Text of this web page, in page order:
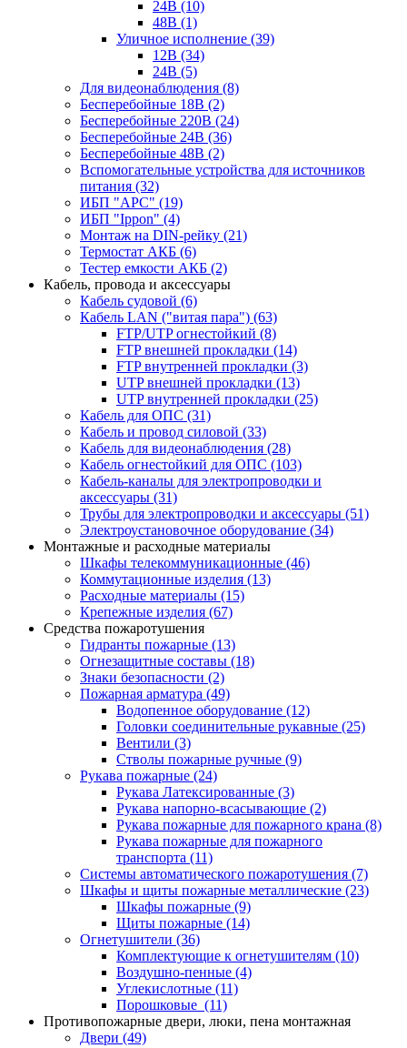
24В (10)
48В (1)
Уличное исполнение (39)
12В (34)
24В (5)
Для видеонаблюдения (8)
Бесперебойные 18В (2)
Бесперебойные 220В (24)
Бесперебойные 24В (36)
Бесперебойные 48В (2)
Вспомогательные устройства для источников
питания (32)
ИБП "APC" (19)
ИБП "Ippon" (4)
Монтаж на DIN-рейку (21)
Термостат АКБ (6)
Тестер емкости АКБ (2)
Кабель, провода и аксессуары
Кабель судовой (6)
Кабель LAN ("витая пара") (63)
FTP/UTP огнестойкий (8)
FTP внешней прокладки (14)
FTP внутренней прокладки (3)
UTP внешней прокладки (13)
UTP внутренней прокладки (25)
Кабель для ОПС (31)
Кабель и провод силовой (33)
Кабель для видеонаблюдения (28)
Кабель огнестойкий для ОПС (103)
Кабель-каналы для электропроводки и
аксессуары (31)
Трубы для электропроводки и аксессуары (51)
Электроустановочное оборудование (34)
Монтажные и расходные материалы
Шкафы телекоммуникационные (46)
Коммутационные изделия (13)
Расходные материалы (15)
Крепежные изделия (67)
Средства пожаротушения
Гидранты пожарные (13)
Огнезащитные составы (18)
Знаки безопасности (2)
Пожарная арматура (49)
Водопенное оборудование (12)
Головки соединительные рукавные (25)
Вентили (3)
Стволы пожарные ручные (9)
Рукава пожарные (24)
Рукава Латексированные (3)
Рукава напорно-всасывающие (2)
Рукава пожарные для пожарного крана (8)
Рукава пожарные для пожарного
транспорта (11)
Системы автоматического пожаротушения (7)
Шкафы и щиты пожарные металлические (23)
Шкафы пожарные (9)
Щиты пожарные (14)
Огнетушители (36)
Комплектующие к огнетушителям (10)
Воздушно-пенные (4)
Углекислотные (11)
Порошковые (11)
Противопожарные двери, люки, пена монтажная
Двери (49)